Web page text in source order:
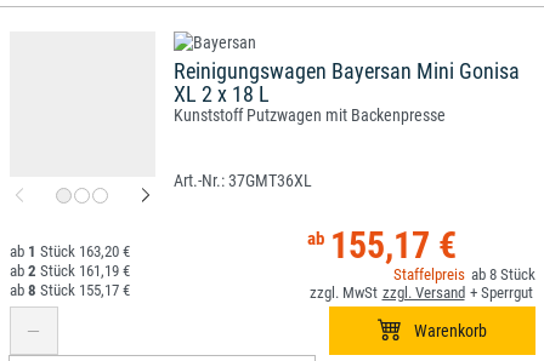
Reinigungswagen Bayersan Mini Gonisa
XL 2 x 18 L
Kunststoff Putzwagen mit Backenpresse
37GMT36XL
155,17 €
8
1
163,20 €
2
161,19 €
8
155,17 €